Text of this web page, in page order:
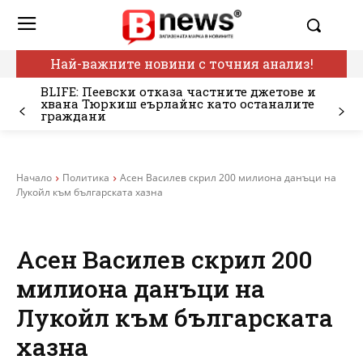
Най-важните новини с точния анализ!
BLIFE: Пеевски отказа частните джетове и
хвана Тюркиш еърлайнс като останалите
граждани
Начало Политика
Асен Василев скрил 200 милиона данъци на
Лукойл към българската хазна
Асен Василев скрил 200
милиона данъци на
Лукойл към българската
хазна